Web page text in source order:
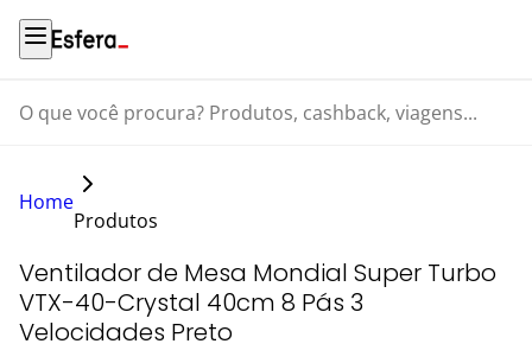
O que você procura? Produtos, cashback, viagens...
Home
Produtos
Ventilador de Mesa Mondial Super Turbo
VTX-40-Crystal 40cm 8 Pás 3
Velocidades Preto